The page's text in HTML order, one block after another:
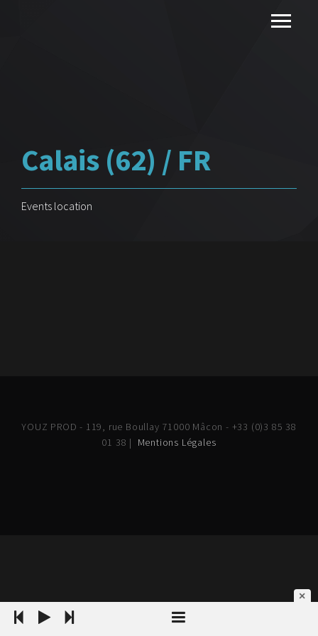
Calais (62) / FR
Events location
YOUZ PROD - 119, rue Boullay 71000 Mâcon - +33 (0)3 85 38
01 38 | Mentions Légales